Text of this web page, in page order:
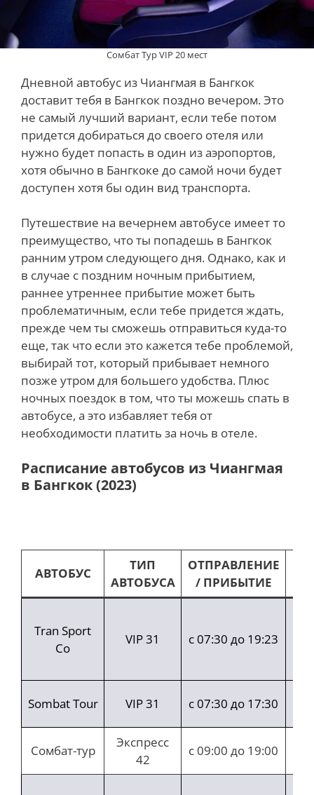
Сомбат Тур VIP 20 мест
Дневной автобус из Чиангмая в Бангкок
доставит тебя в Бангкок поздно вечером. Это
не самый лучший вариант, если тебе потом
придется добираться до своего отеля или
нужно будет попасть в один из аэропортов,
хотя обычно в Бангкоке до самой ночи будет
доступен хотя бы один вид транспорта.
Путешествие на вечернем автобусе имеет то
преимущество, что ты попадешь в Бангкок
ранним утром следующего дня. Однако, как и
в случае с поздним ночным прибытием,
раннее утреннее прибытие может быть
проблематичным, если тебе придется ждать,
прежде чем ты сможешь отправиться куда-то
еще, так что если это кажется тебе проблемой,
выбирай тот, который прибывает немного
позже утром для большего удобства. Плюс
ночных поездок в том, что ты можешь спать в
автобусе, а это избавляет тебя от
необходимости платить за ночь в отеле.
Расписание автобусов из Чиангмая
в Бангкок (2023)
АВТОБУС
ТИП
АВТОБУСА
ОТПРАВЛЕНИЕ
/ ПРИБЫТИЕ
Tran Sport
Co
VIP 31 с 07:30 до 19:23
Sombat Tour VIP 31 с 07:30 до 17:30
Сомбат-тур
Экспресс
42
с 09:00 до 19:00